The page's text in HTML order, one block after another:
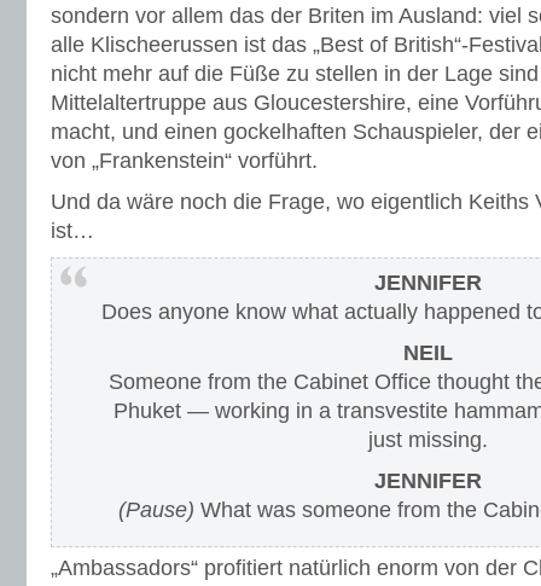
sondern vor allem das der Briten im Ausland: viel
alle Klischeerussen ist das „Best of British“-
nicht mehr auf die Füße zu stellen in der Lage
Mittelaltertruppe aus Gloucestershire, eine
macht, und einen gockelhaften Schauspieler, der
von „Frankenstein“ vorführt.
Und da wäre noch die Frage, wo eigentlich Keiths
ist…
JENNIFER
Does anyone know what actually happened
NEIL
Someone from the Cabinet Office thought
Phuket — working in a transvestite
just missing.
JENNIFER
(Pause) What was someone from the
„Ambassadors“ profitiert natürlich enorm von der